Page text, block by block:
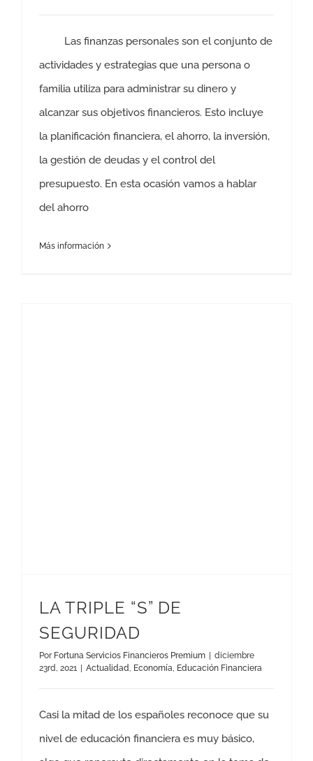
Las finanzas personales son el conjunto de
actividades y estrategias que una persona o
familia utiliza para administrar su dinero y
alcanzar sus objetivos financieros. Esto incluye
la planificación financiera, el ahorro, la inversión,
la gestión de deudas y el control del
presupuesto. En esta ocasión vamos a hablar
del ahorro
Más información
LA TRIPLE “S” DE
SEGURIDAD
Por Fortuna Servicios Financieros Premium
diciembre
23rd, 2021
Actualidad, Economía, Educación Financiera
Casi la mitad de los españoles reconoce que su
nivel de educación financiera es muy básico,